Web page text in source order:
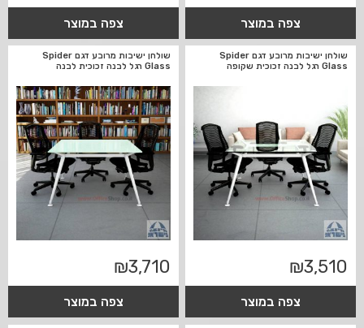
צפה במוצר צפה במוצר
שולחן ישיבות מרובע דגם Spider
Glass רגל לבנה זכוכית שקופה
₪3,510
צפה במוצר
שולחן ישיבות מרובע דגם Spider
Glass רגל לבנה זכוכית לבנה
₪3,710
צפה במוצר